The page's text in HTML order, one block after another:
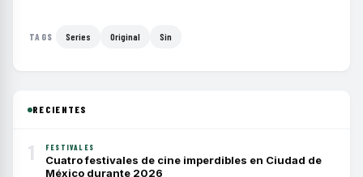
TAGS Series Original Sin
RECIENTES
1 FESTIVALES
Cuatro festivales de cine imperdibles en Ciudad de
México durante 2026